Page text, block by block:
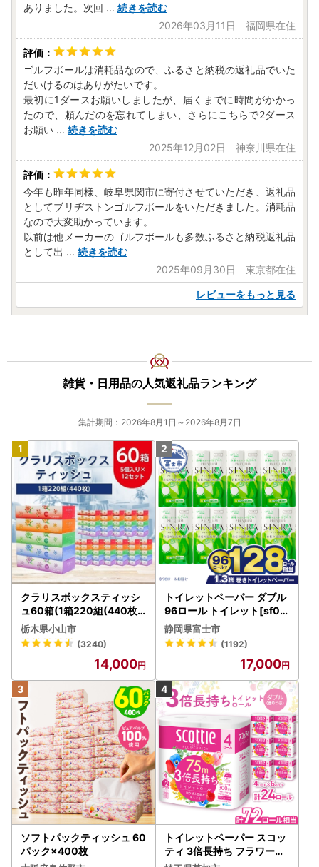
ありました。次回 ... 続きを読む
2026年03月11日 福岡県在住
ゴルフボールは消耗品なので、ふるさと納税の返礼品でいた
だいけるのはありがたいです。
最初に1ダースお願いしましたが、届くまでに時間がかかっ
たので、頼んだのを忘れてしまい、さらにこちらで2ダース
お願い ... 続きを読む
2025年12月02日 神奈川県在住
今年も昨年同様、岐阜県関市に寄付させていただき、返礼品
としてブリヂストンゴルフボールをいただきました。消耗品
なので大変助かっています。
以前は他メーカーのゴルフボールも多数ふるさと納税返礼品
として出 ... 続きを読む
2025年09月30日 東京都在住
レビューをもっと見る
雑貨・日用品の人気返礼品ランキング
集計期間：2026年8月1日～2026年8月7日
クラリスボックスティッシ
ュ60箱(1箱220組(440枚))
(5個入り×12セット)【配送
不可地域：離島・沖縄県】
【1256759】
栃木県小山市
(3240)
14,000
トイレットペーパー ダブル
96ロール トイレット[sf00
1-012]
静岡県富士市
(1192)
17,000
ソフトパックティッシュ 60
パック×400枚
トイレットペーパー スコッ
ティ 3倍長持ち フラワーパ
ック 4ロール×6P